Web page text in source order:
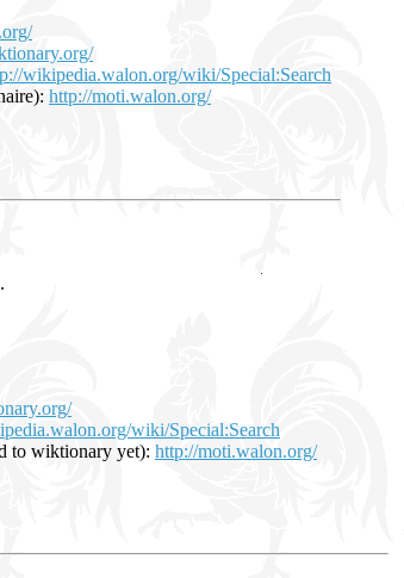
wikipedia.walon.org/wiki/Special:Search
http://moti.walon.org/
wiki/Special:Search
to wiktionary yet): http://moti.walon.org/